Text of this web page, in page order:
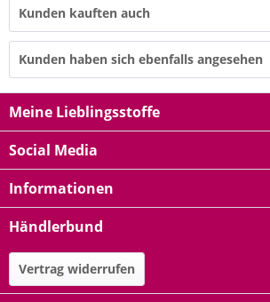
Kunden kauften auch
Kunden haben sich ebenfalls angesehen
Meine Lieblingsstoffe
Social Media
Informationen
Händlerbund
Vertrag widerrufen